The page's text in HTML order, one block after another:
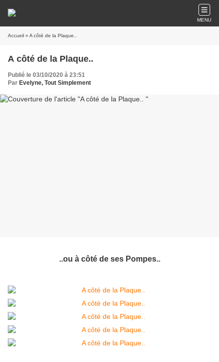
MENU
Accueil » A côté de la Plaque..
A côté de la Plaque..
Publié le 03/10/2020 à 23:51
Par Evelyne, Tout Simplement
..ou à côté de ses Pompes..